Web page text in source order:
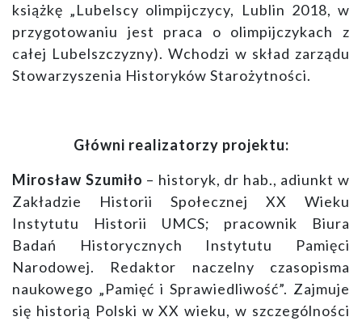
książkę „Lubelscy olimpijczycy, Lublin 2018, w
przygotowaniu jest praca o olimpijczykach z
całej Lubelszczyzny). Wchodzi w skład zarządu
Stowarzyszenia Historyków Starożytności.
Główni realizatorzy projektu:
Mirosław Szumiło – historyk, dr hab., adiunkt w
Zakładzie Historii Społecznej XX Wieku
Instytutu Historii UMCS; pracownik Biura
Badań Historycznych Instytutu Pamięci
Narodowej. Redaktor naczelny czasopisma
naukowego „Pamięć i Sprawiedliwość”. Zajmuje
się historią Polski w XX wieku, w szczególności